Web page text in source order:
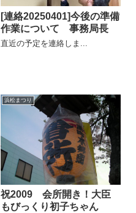
[連絡20250401]今後の準備
作業について 事務局長
直近の予定を連絡しま...
浜松まつり
祝2009 会所開き！大臣
もびっくり初子ちゃん